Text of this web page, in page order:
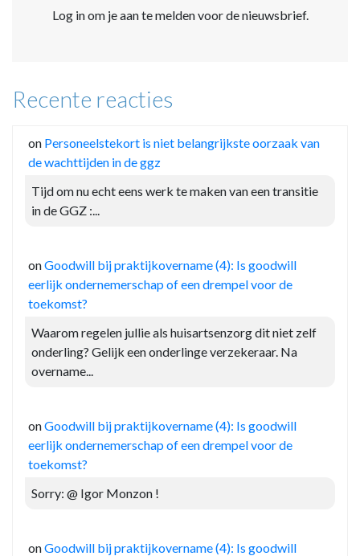
Log in om je aan te melden voor de nieuwsbrief.
Recente reacties
on Personeelstekort is niet belangrijkste oorzaak van
de wachttijden in de ggz
Tijd om nu echt eens werk te maken van een transitie
in de GGZ :...
onGoodwill bij praktijkovername (4): Is goodwill
eerlijk ondernemerschap of een drempel voor de
toekomst?
Waarom regelen jullie als huisartsenzorg dit niet zelf
onderling? Gelijk een onderlinge verzekeraar. Na
overname...
onGoodwill bij praktijkovername (4): Is goodwill
eerlijk ondernemerschap of een drempel voor de
toekomst?
Sorry: @ Igor Monzon !
onGoodwill bij praktijkovername (4): Is goodwill